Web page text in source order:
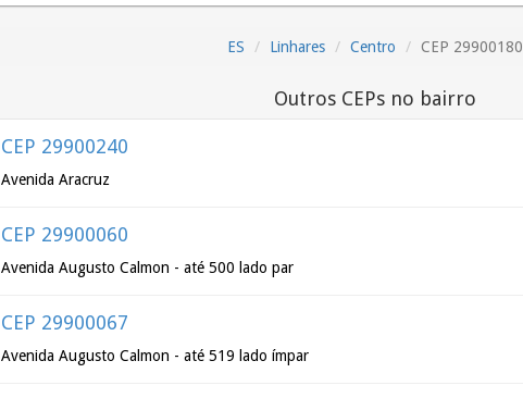
ES Linhares Centro CEP 29900180
Outros CEPs no bairro
CEP 29900240
Avenida Aracruz
CEP 29900060
Avenida Augusto Calmon - até 500 lado par
CEP 29900067
Avenida Augusto Calmon - até 519 lado ímpar